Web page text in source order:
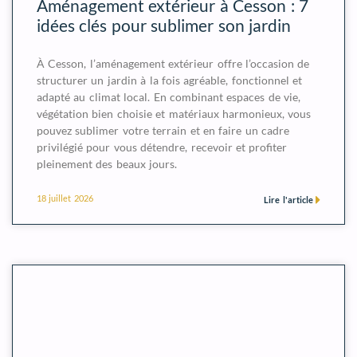
Aménagement extérieur à Cesson : 7
idées clés pour sublimer son jardin
À Cesson, l’aménagement extérieur offre l’occasion de
structurer un jardin à la fois agréable, fonctionnel et
adapté au climat local. En combinant espaces de vie,
végétation bien choisie et matériaux harmonieux, vous
pouvez sublimer votre terrain et en faire un cadre
privilégié pour vous détendre, recevoir et profiter
pleinement des beaux jours.
Lire l'article
18 juillet 2026